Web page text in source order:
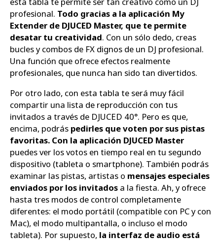
profesional. Todo gracias a la aplicación My
Extender de DJUCED Master, que te permite
desatar tu creatividad. Con un sólo dedo, creas
bucles y combos de FX dignos de un DJ profesional.
Una función que ofrece efectos realmente
profesionales, que nunca han sido tan divertidos.
Por otro lado, con esta tabla te será muy fácil
compartir una lista de reproducción con tus
invitados a través de DJUCED 40°. Pero es que,
encima, podrás pedirles que voten por sus pistas
favoritas. Con la aplicación DJUCED Master
puedes ver los votos en tiempo real en tu segundo
dispositivo (tableta o smartphone). También podrás
examinar las pistas, artistas o mensajes especiales
enviados por los invitados a la fiesta. Ah, y ofrece
hasta tres modos de control completamente
diferentes: el modo portátil (compatible con PC y con
Mac), el modo multipantalla, o incluso el modo
tableta). Por supuesto, la interfaz de audio está